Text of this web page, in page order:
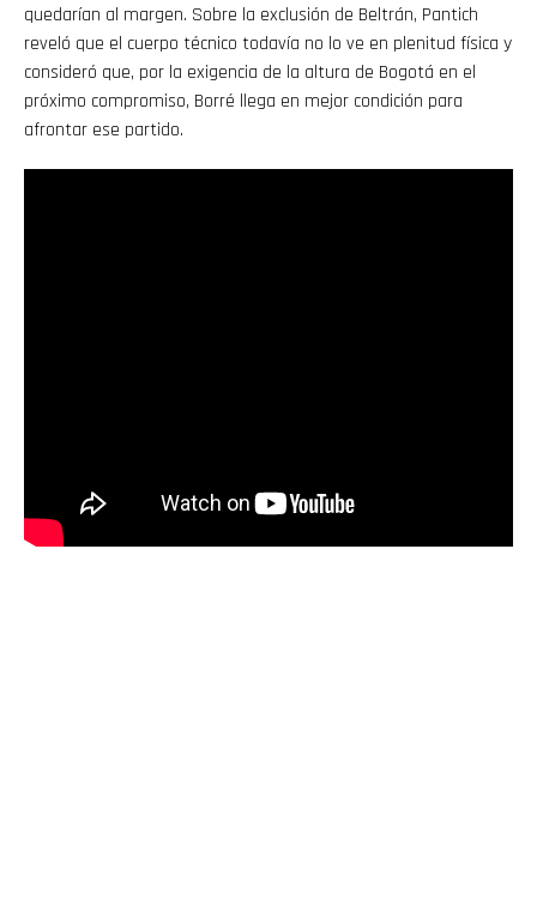
quedarían al margen. Sobre la exclusión de Beltrán, Pantich
reveló que el cuerpo técnico todavía no lo ve en plenitud física y
consideró que, por la exigencia de la altura de Bogotá en el
próximo compromiso, Borré llega en mejor condición para
afrontar ese partido.